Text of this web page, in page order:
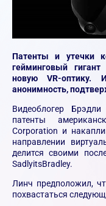
Патенты и утечки
гейминговый
новую VR-оптику.
анонимность,
Видеоблогер
патенты
Corporation и
направлении
делится своими
SadlyitsBradley.
Линч предположил,
похвастаться